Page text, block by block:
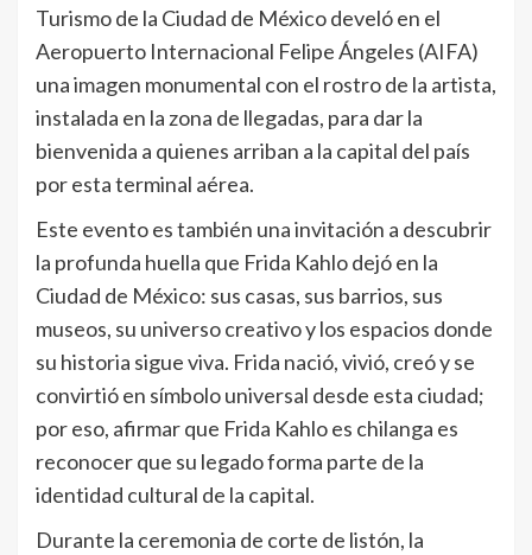
Turismo de la Ciudad de México develó en el
Aeropuerto Internacional Felipe Ángeles (AIFA)
una imagen monumental con el rostro de la artista,
instalada en la zona de llegadas, para dar la
bienvenida a quienes arriban a la capital del país
por esta terminal aérea.
Este evento es también una invitación a descubrir
la profunda huella que Frida Kahlo dejó en la
Ciudad de México: sus casas, sus barrios, sus
museos, su universo creativo y los espacios donde
su historia sigue viva. Frida nació, vivió, creó y se
convirtió en símbolo universal desde esta ciudad;
por eso, afirmar que Frida Kahlo es chilanga es
reconocer que su legado forma parte de la
identidad cultural de la capital.
Durante la ceremonia de corte de listón, la